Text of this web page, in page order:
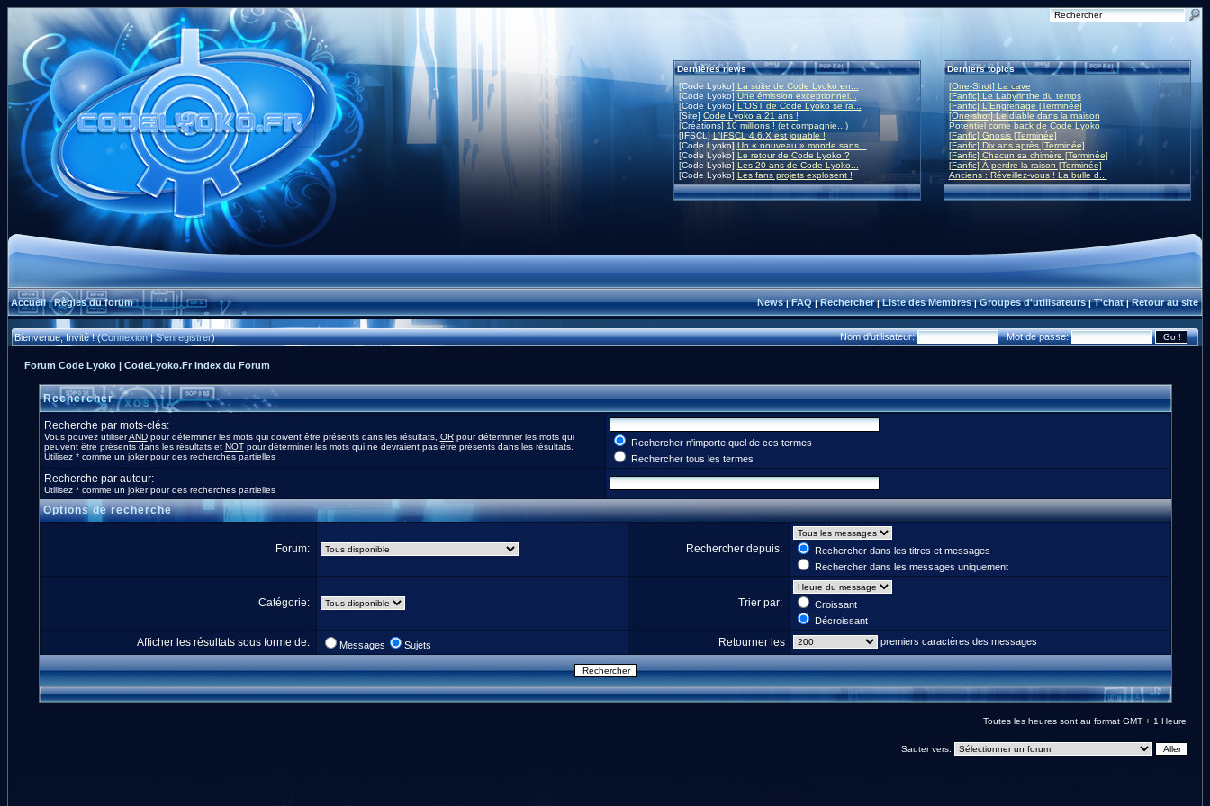
Dernières news
[Code Lyoko] La suite de Code Lyoko en...
[Code Lyoko]Une émission exceptionnel...
[Code Lyoko] L'OST de Code Lyoko se ra...
[Site] Code Lyoko a 21 ans !
[Créations] 10 millions ! (et compagnie...)
[IFSCL]L'IFSCL 4.6.X est jouable !
[Code Lyoko] Un « nouveau » monde sans...
[Code Lyoko] Le retour de Code Lyoko ?
[Code Lyoko] Les 20 ans de Code Lyoko...
[Code Lyoko] Les fans projets explosent !
Derniers topics
[One-Shot] La cave
[Fanfic] Le Labyrinthe du temps
[Fanfic] L'Engrenage [Terminée]
[One-shot] Le diable dans la maison
Potentiel come back de Code Lyoko
[Fanfic] Gnosis [Terminée]
[Fanfic] Dix ans après [Terminée]
[Fanfic] Chacun sa chimère [Terminée]
[Fanfic] À perdre la raison [Terminée]
Anciens : Réveillez-vous ! La bulle d...
Accueil|Règles du forum News|FAQ|Rechercher|Liste des Membres|Groupes d'utilisateurs|T'chat|Retour au site
Bienvenue, Invité ! (Connexion|S'enregistrer) Nom d'utilisateur: Mot de passe:
Forum Code Lyoko | CodeLyoko.Fr Index du Forum
Rechercher
Recherche par mots-clés:
Vous pouvez utiliserANDpour déterminer les mots qui doivent être présents dans les résultats, ORpour déterminer les mots qui
peuvent être présents dans les résultats et NOTpour déterminer les mots qui ne devraient pas être présents dans les résultats.
Utilisez * comme un joker pour des recherches partielles
Rechercher n'importe quel de ces termes
Rechercher tous les termes
Recherche par auteur:
Utilisez * comme un joker pour des recherches partielles
Options de recherche
Forum: Rechercher depuis:
Rechercher dans les titres et messages
Rechercher dans les messages uniquement
Catégorie: Trier par:
Croissant
Décroissant
Afficher les résultats sous forme de: Messages Sujets Retourner les premiers caractères des messages
Toutes les heures sont au format GMT + 1 Heure
Sauter vers: